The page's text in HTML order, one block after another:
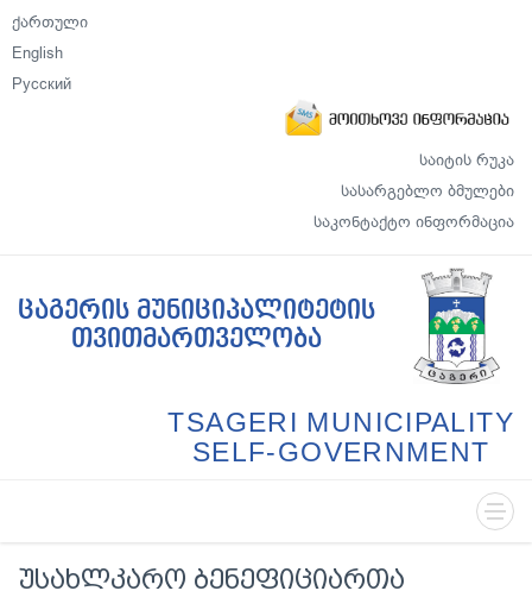
ქართული
English
Русский
საიტის რუკა
სასარგებლო ბმულები
საკონტაქტო ინფორმაცია
ცაგერის მუნიციპალიტეტის
თვითმართველობა
TSAGERI MUNICIPALITY
SELF-GOVERNMENT
უსახლკარო ბენეფიციართა